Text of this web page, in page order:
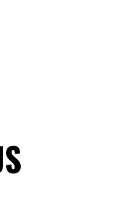
RACE